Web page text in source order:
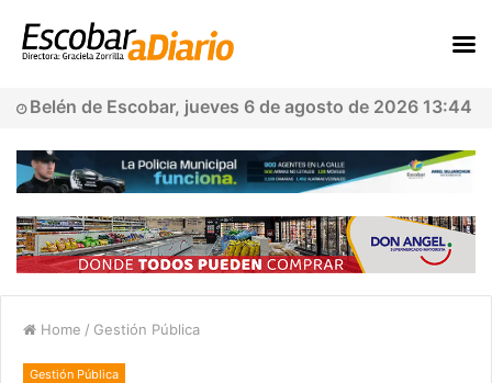
Belén de Escobar, jueves 6 de agosto de 2026 13:44
Home / Gestión Pública
Gestión Pública